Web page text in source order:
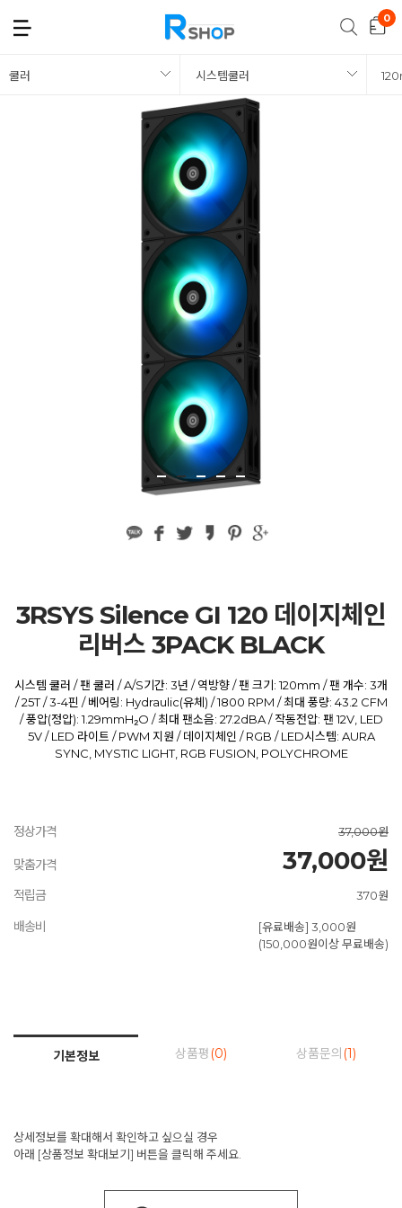
쿨러 시스템쿨러
3RSYS Silence GI 120 데이지체인
리버스 3PACK BLACK
시스템 쿨러 / 팬 쿨러 / A/S기간: 3년 / 역방향 / 팬 크기: 120mm / 팬 개수: 3개
/ 25T / 3-4핀 / 베어링: Hydraulic(유체) / 1800 RPM / 최대 풍량: 43.2 CFM
/ 풍압(정압): 1.29mmH₂O / 최대 팬소음: 27.2dBA / 작동전압: 팬 12V, LED
5V / LED 라이트 / PWM 지원 / 데이지체인 / RGB / LED시스템: AURA
SYNC, MYSTIC LIGHT, RGB FUSION, POLYCHROME
정상가격 37,000원
맞춤가격 37,000원
적립금 370원
배송비
[유료배송] 3,000원
(150,000원이상 무료배송)
기본정보 상품평 (0) 상품문의 (1)
상세정보를 확대해서 확인하고 싶으실 경우
아래 [상품정보 확대보기] 버튼을 클릭해 주세요.